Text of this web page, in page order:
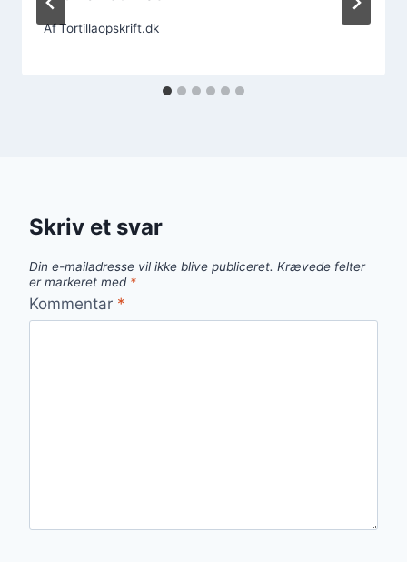
AfTortillaopskrift.dk
Skriv et svar
Din e-mailadresse vil ikke blive publiceret. Krævede felter
er markeret med *
Kommentar *